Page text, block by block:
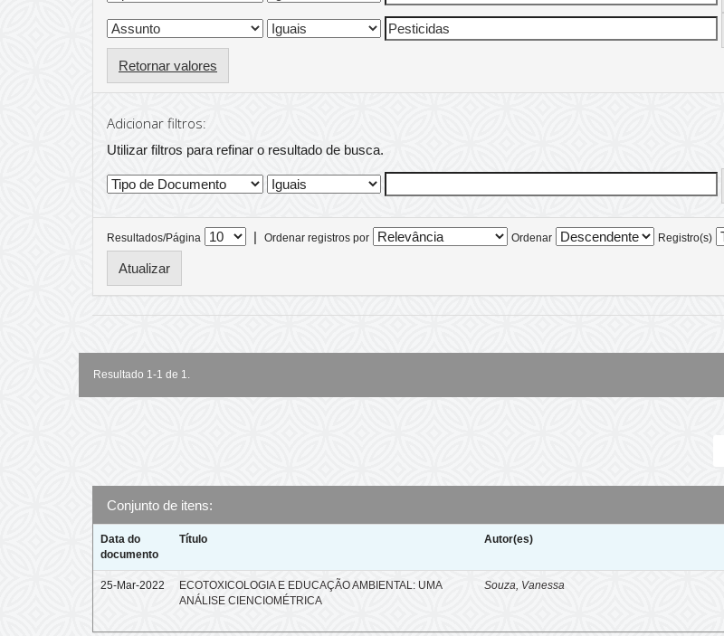
Retornar valores
Adicionar filtros:
Utilizar filtros para refinar o resultado de busca.
Resultados/Página | Ordenar registros por Ordenar Registro(s)
Resultado 1-1 de 1.
Conjunto de itens:
Data do
documento
Título Autor(es)
25-Mar-2022
ECOTOXICOLOGIA E EDUCAÇÃO AMBIENTAL: UMA
ANÁLISE CIENCIOMÉTRICA
Souza, Vanessa